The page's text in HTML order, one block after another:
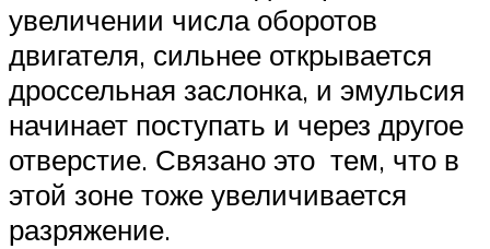
увеличении числа оборотов
двигателя, сильнее открывается
дроссельная заслонка, и эмульсия
начинает поступать и через другое
отверстие. Связано это тем, что в
этой зоне тоже увеличивается
разряжение.